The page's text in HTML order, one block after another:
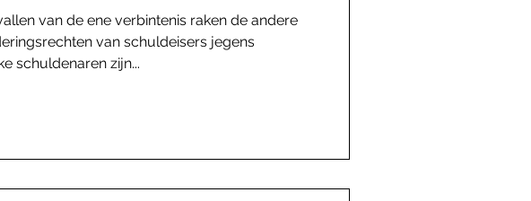
van de ene verbintenis raken de andere
van schuldeisers jegens
schuldenaren zijn...